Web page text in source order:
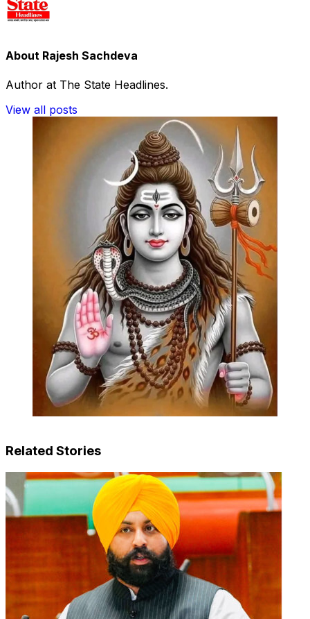
About Rajesh Sachdeva
Author at The State Headlines.
View all posts
Related Stories